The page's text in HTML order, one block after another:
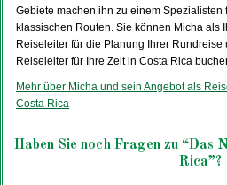
Gebiete machen ihn zu einem Spezialisten
klassischen Routen. Sie können Micha als
Reiseleiter für die Planung Ihrer
Reiseleiter für Ihre Zeit in Costa Rica
Mehr über Micha und sein Angebot als
Costa Rica
Haben Sie noch Fragen zu “Das
Rica”?